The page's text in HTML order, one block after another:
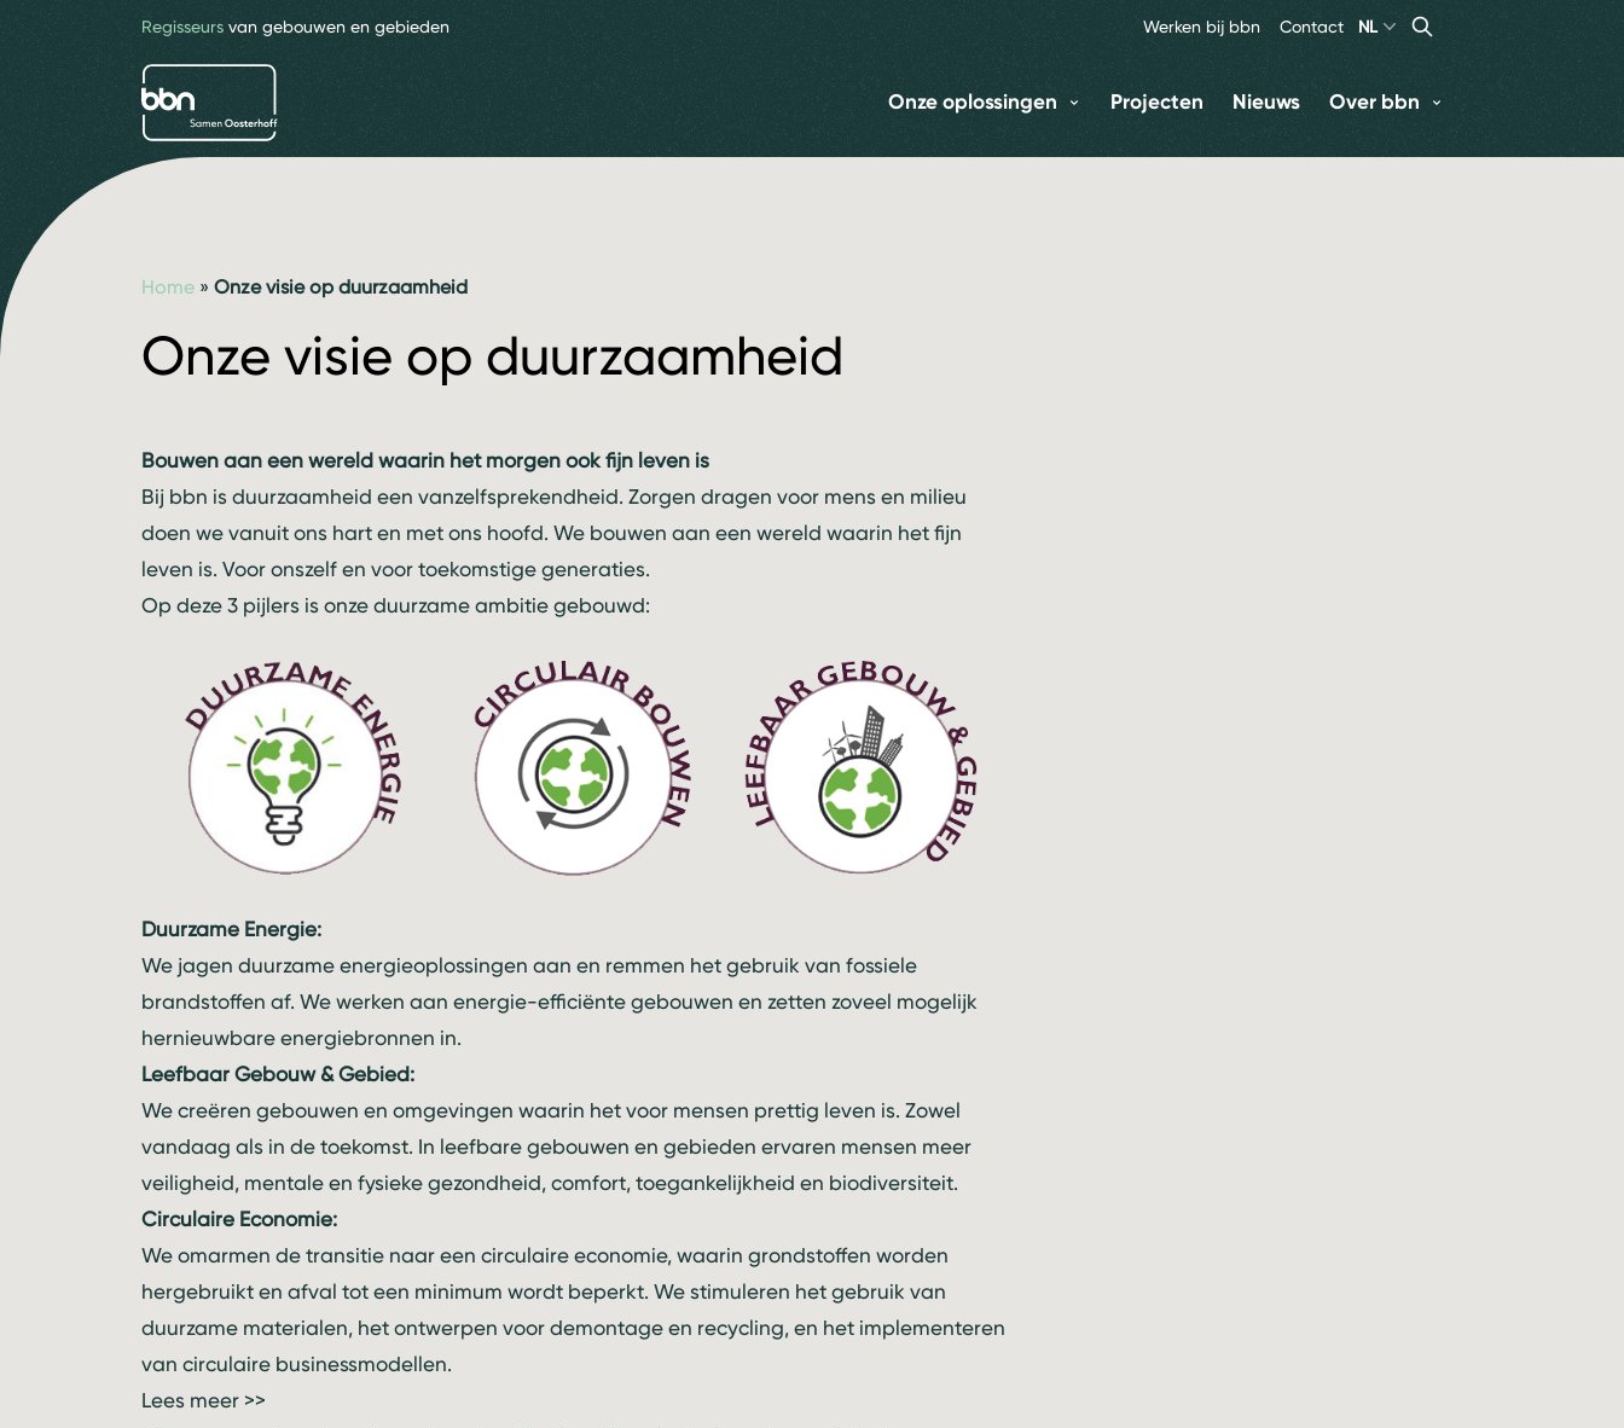
Regisseurs van gebouwen en gebieden Werken bij bbn Contact NL Search
Zoeken
bbn adviseurs
Onze oplossingen Projecten Nieuws Over bbn
Home » Onze visie op duurzaamheid
Onze visie op duurzaamheid
Bouwen aan een wereld waarin het morgen ook fijn leven is
Bij bbn is duurzaamheid een vanzelfsprekendheid. Zorgen dragen voor mens en milieu
doen we vanuit ons hart en met ons hoofd. We bouwen aan een wereld waarin het fijn
leven is. Voor onszelf en voor toekomstige generaties.
Op deze 3 pijlers is onze duurzame ambitie gebouwd:
Duurzame Energie:
We jagen duurzame energieoplossingen aan en remmen het gebruik van fossiele
brandstoffen af. We werken aan energie-efficiënte gebouwen en zetten zoveel mogelijk
hernieuwbare energiebronnen in.
Leefbaar Gebouw & Gebied:
We creëren gebouwen en omgevingen waarin het voor mensen prettig leven is. Zowel
vandaag als in de toekomst. In leefbare gebouwen en gebieden ervaren mensen meer
veiligheid, mentale en fysieke gezondheid, comfort, toegankelijkheid en biodiversiteit.
Circulaire Economie:
We omarmen de transitie naar een circulaire economie, waarin grondstoffen worden
hergebruikt en afval tot een minimum wordt beperkt. We stimuleren het gebruik van
duurzame materialen, het ontwerpen voor demontage en recycling, en het implementeren
van circulaire businessmodellen.
Lees meer >>